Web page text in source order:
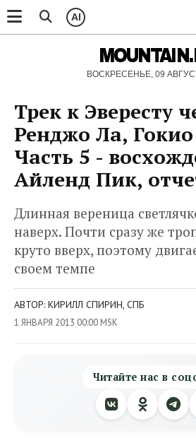
AI
ВОСКРЕСЕНЬЕ, 09
Трек к Эвересту
Ренджо Ла,
Часть 5 -
Айленд Пик,
Длинная вереница
наверх. Почти сразу же
круто вверх, поэтому
своем темпе
АВТОР: КИРИЛЛ СПИРИН, СПБ
1 ЯНВАРЯ 2013 00:00 MSK
Читайте нас в